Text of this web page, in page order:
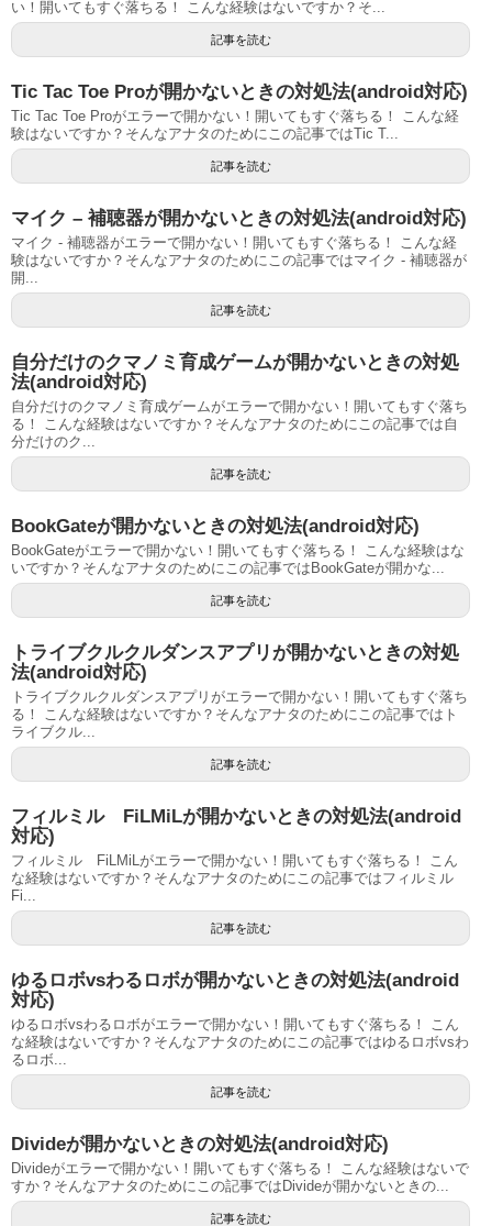
い！開いてもすぐ落ちる！ こんな経験はないですか？そ...
記事を読む
Tic Tac Toe Proが開かないときの対処法(android対応)
Tic Tac Toe Proがエラーで開かない！開いてもすぐ落ちる！ こんな経
験はないですか？そんなアナタのためにこの記事ではTic T...
記事を読む
マイク – 補聴器が開かないときの対処法(android対応)
マイク - 補聴器がエラーで開かない！開いてもすぐ落ちる！ こんな経
験はないですか？そんなアナタのためにこの記事ではマイク - 補聴器が
開...
記事を読む
自分だけのクマノミ育成ゲームが開かないときの対処
法(android対応)
自分だけのクマノミ育成ゲームがエラーで開かない！開いてもすぐ落ち
る！ こんな経験はないですか？そんなアナタのためにこの記事では自
分だけのク...
記事を読む
BookGateが開かないときの対処法(android対応)
BookGateがエラーで開かない！開いてもすぐ落ちる！ こんな経験はな
いですか？そんなアナタのためにこの記事ではBookGateが開かな...
記事を読む
トライブクルクルダンスアプリが開かないときの対処
法(android対応)
トライブクルクルダンスアプリがエラーで開かない！開いてもすぐ落ち
る！ こんな経験はないですか？そんなアナタのためにこの記事ではト
ライブクル...
記事を読む
フィルミル FiLMiLが開かないときの対処法(android
対応)
フィルミル FiLMiLがエラーで開かない！開いてもすぐ落ちる！ こん
な経験はないですか？そんなアナタのためにこの記事ではフィルミル
Fi...
記事を読む
ゆるロボvsわるロボが開かないときの対処法(android
対応)
ゆるロボvsわるロボがエラーで開かない！開いてもすぐ落ちる！ こん
な経験はないですか？そんなアナタのためにこの記事ではゆるロボvsわ
るロボ...
記事を読む
Divideが開かないときの対処法(android対応)
Divideがエラーで開かない！開いてもすぐ落ちる！ こんな経験はないで
すか？そんなアナタのためにこの記事ではDivideが開かないときの...
記事を読む